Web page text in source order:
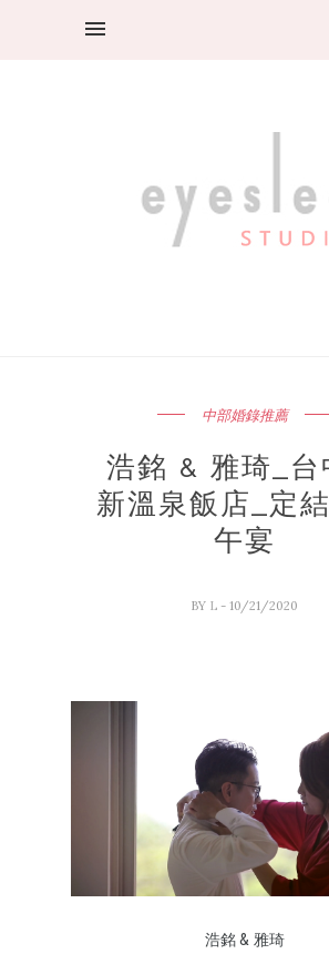
中部婚錄推薦
浩銘 & 雅琦_台
新溫泉飯店_定
午宴
BY L - 10/21/2020
浩銘 & 雅琦